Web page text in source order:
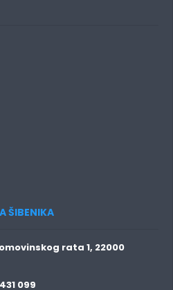
ŠIBENIKA
rata 1, 22000
099